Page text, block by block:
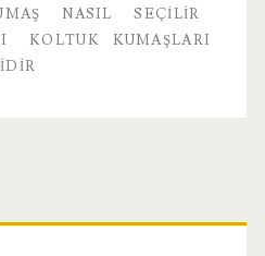
NASIL SEÇILIR
KOLTUK KUMAŞLARI